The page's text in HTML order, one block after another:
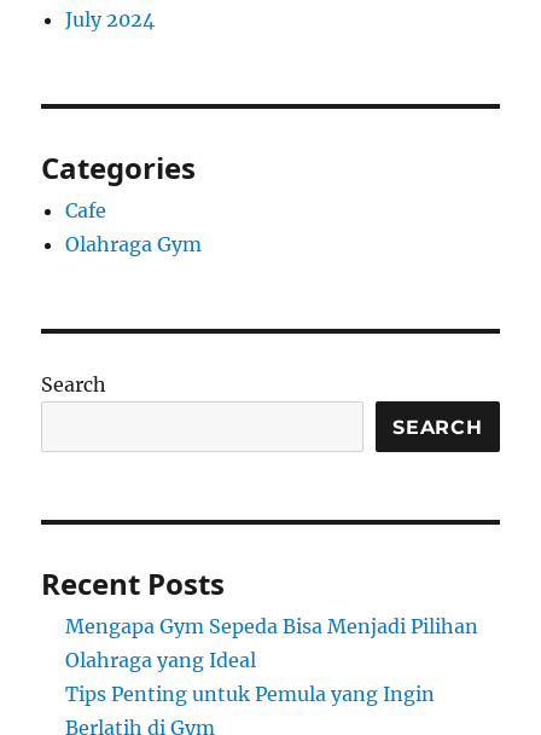
July 2024
Categories
Cafe
Olahraga Gym
Search
SEARCH
Recent Posts
Mengapa Gym Sepeda Bisa Menjadi Pilihan
Olahraga yang Ideal
Tips Penting untuk Pemula yang Ingin
Berlatih di Gym